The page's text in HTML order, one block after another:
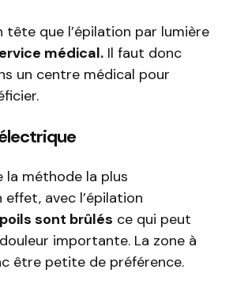
tête que l’épilation par lumière
médical. Il faut donc
un centre médical pour
la méthode la plus
effet, avec l’épilation
sont brûlés ce qui peut
importante. La zone à
être petite de préférence.